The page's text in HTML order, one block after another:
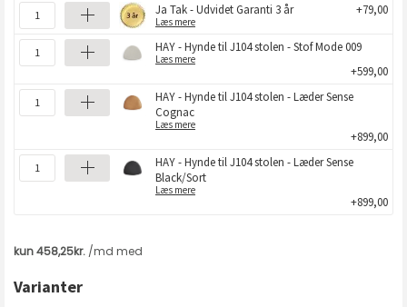
Ja Tak - Udvidet Garanti 3 år
Læs mere
+79,00
HAY - Hynde til J104 stolen - Stof Mode 009
Læs mere
+599,00
HAY - Hynde til J104 stolen - Læder Sense
Cognac
Læs mere
+899,00
HAY - Hynde til J104 stolen - Læder Sense
Black/Sort
Læs mere
+899,00
Varianter